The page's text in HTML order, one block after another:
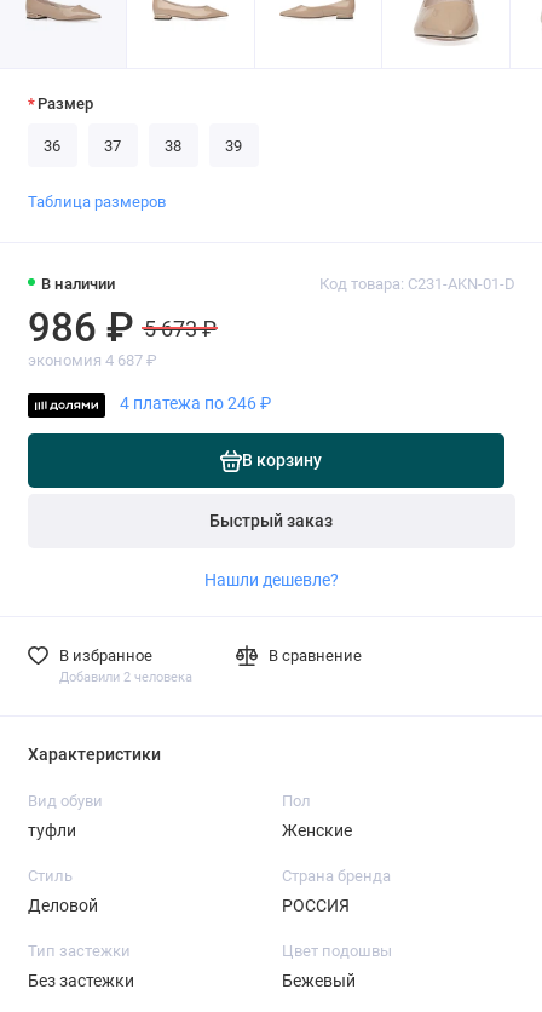
В наличии Код товара: C231-AKN-01-D
986 ₽ 5 673 ₽
экономия 4 687 ₽
4 платежа по 246 ₽
В корзину
Быстрый заказ
Нашли дешевле?
В избранное
Добавили 2 человека
В сравнение
Размер
36 37 38 39
Таблица размеров
Характеристики
Вид обуви
туфли
Пол
Женские
Стиль
Деловой
Страна бренда
РОССИЯ
Тип застежки
Без застежки
Цвет подошвы
Бежевый